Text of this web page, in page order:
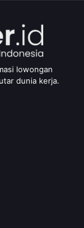
lowongan
dunia kerja.